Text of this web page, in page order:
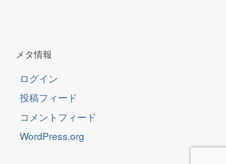
メタ情報
ログイン
投稿フィード
コメントフィード
WordPress.org